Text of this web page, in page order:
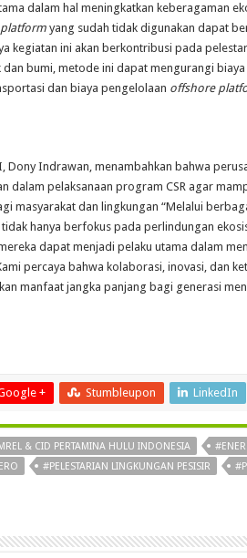
dalam hal meningkatkan keberagaman
yang sudah tidak digunakan dapat
kegiatan ini akan berkontribusi pada
bumi, metode ini dapat mengurangi
dan biaya pengelolaan offshore
Dony Indrawan, menambahkan bahwa
dalam pelaksanaan program CSR agar
masyarakat dan lingkungan “Melalui
tidak hanya berfokus pada perlindungan
dapat menjadi pelaku utama dalam
percaya bahwa kolaborasi, inovasi, dan
manfaat jangka panjang bagi generasi
+ Stumbleupon LinkedIn
& CID PERTAMINA HULU INDONESIA
#PELESTARIAN LINGKUNGAN PESISIR